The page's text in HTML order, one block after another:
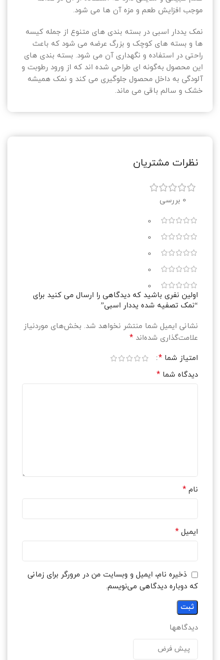
موجب افزایش طعم و مزه آن ‌ها می‌ شود.
نمک یددار اسبی در بسته‌ بندی‌ های متنوع از جمله کیسه‌
ها و بسته‌ های کوچک و بزرگ عرضه می‌ شود که باعث
راحتی در استفاده و نگهداری آن می‌ شود. بسته‌ بندی‌ های
این محصول به‌گونه ‌ای طراحی شده ‌اند که از ورود رطوبت و
آلودگی به داخل محصول جلوگیری می ‌کند و نمک همیشه
خشک و سالم باقی می ‌ماند.
نظرات مشتریان
0 بررسی
0
0
0
0
0
دیدگاهها
اولین نفری باشید که دیدگاهی را ارسال می کنید برای
“نمک تصفیه شده یددار اسبی”
نشانی ایمیل شما منتشر نخواهد شد. بخش‌های موردنیاز
علامت‌گذاری شده‌اند *
امتیاز شما *
دیدگاه شما *
نام *
ایمیل *
ذخیره نام، ایمیل و وبسایت من در مرورگر برای زمانی
که دوباره دیدگاهی می‌نویسم.